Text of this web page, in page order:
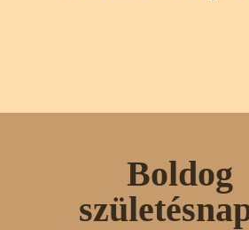
Boldog